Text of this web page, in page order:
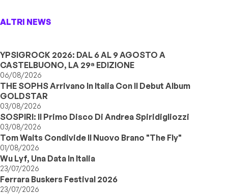
ALTRI NEWS
YPSIGROCK 2026: DAL 6 AL 9 AGOSTO A
CASTELBUONO, LA 29ª EDIZIONE
06/08/2026
THE SOPHS Arrivano In Italia Con Il Debut Album
GOLDSTAR
03/08/2026
SOSPIRI: Il Primo Disco Di Andrea Spiridigliozzi
03/08/2026
Tom Waits Condivide Il Nuovo Brano "The Fly"
01/08/2026
Wu Lyf, Una Data In Italia
23/07/2026
Ferrara Buskers Festival 2026
23/07/2026